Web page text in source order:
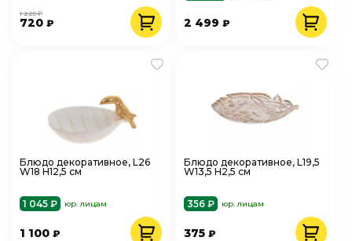
720 ₽
1 225 ₽
2 499₽
Блюдо декоративное, L26
W18 H12,5 см
1 045 ₽ юр. лицам
1 100 ₽
Блюдо декоративное, L19,5
W13,5 H2,5 см
356 ₽ юр. лицам
375₽